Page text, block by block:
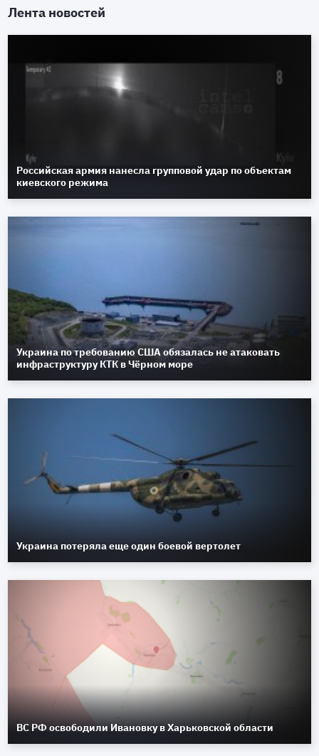
Лента новостей
Российская армия нанесла групповой удар по объектам
киевского режима
Украина по требованию США обязалась не атаковать
инфраструктуру КТК в Чёрном море
Украина потеряла еще один боевой вертолет
ВС РФ освободили Ивановку в Харьковской области